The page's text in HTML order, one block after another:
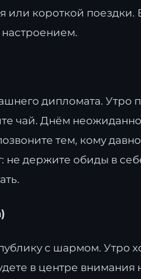
короткой поездки.
дипломата. Утро
чай. Днём
тем, кому
не держите обиды в
с шармом. Утро
в центре